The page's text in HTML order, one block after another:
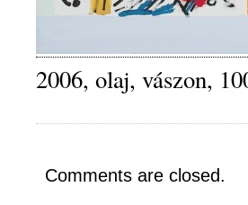
2006, olaj, vászon,
Comments are closed.